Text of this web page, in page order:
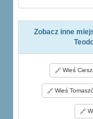
Zobacz inne
Wieś
Wieś